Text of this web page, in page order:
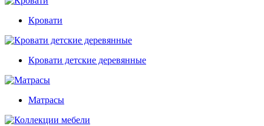
Кровати
Кровати детские деревянные
Матрасы